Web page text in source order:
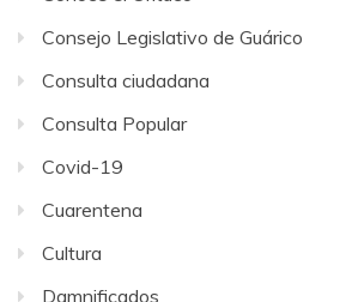
Consejo Legislativo de Guárico
Consulta ciudadana
Consulta Popular
Covid-19
Cuarentena
Cultura
Damnificados